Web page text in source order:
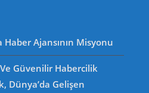
Haber Ajansının Misyonu
Güvenilir Habercilik
Dünya’da Gelişen